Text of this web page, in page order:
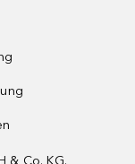
& Co. KG.